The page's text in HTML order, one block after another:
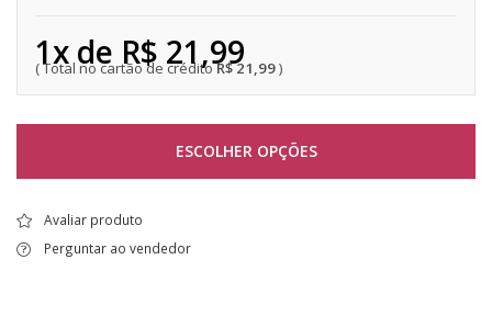
R$ 21,99
1x de R$ 21,99
ESCOLHER OPÇÕES
Avaliar produto
Perguntar ao vendedor